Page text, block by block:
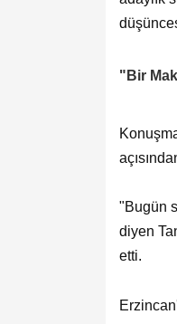
"Bir
"Bugün
diyen
etti.